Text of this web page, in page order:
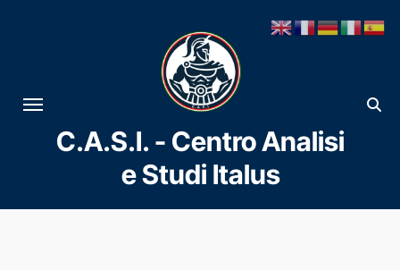
al
contenuto
C.A.S.I. - Centro Analisi
e Studi Italus